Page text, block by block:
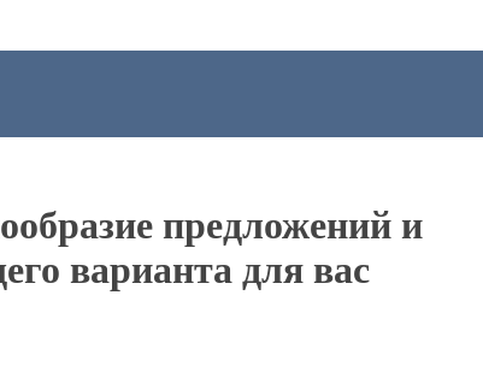
предложений и
варианта для вас